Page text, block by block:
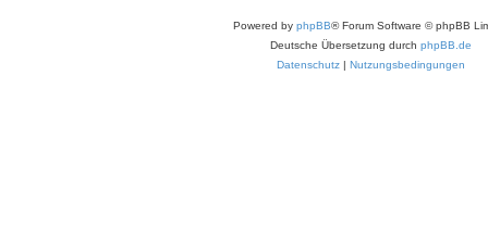
Powered by phpBB® Forum Software © phpBB
Deutsche Übersetzung durch phpBB.de
Datenschutz | Nutzungsbedingungen